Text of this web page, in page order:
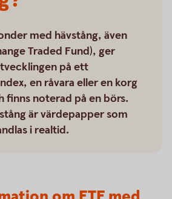
med hävstång, även
Traded Fund), ger
på ett
en råvara eller en korg
finns noterad på en börs.
är värdepapper som
i realtid.